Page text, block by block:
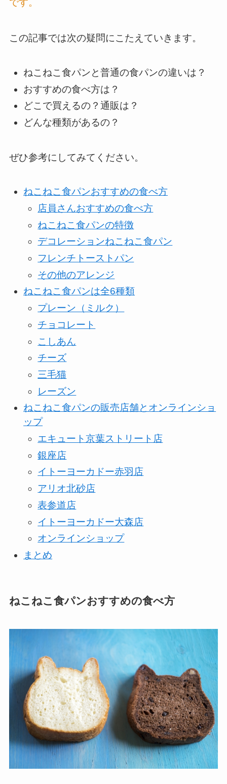
この記事では次の疑問にこたえていきます。
ねこねこ食パンと普通の食パンの違いは？
おすすめの食べ方は？
どこで買えるの？通販は？
どんな種類があるの？
ぜひ参考にしてみてください。
ねこねこ食パンおすすめの食べ方
店員さんおすすめの食べ方
ねこねこ食パンの特徴
デコレーションねこねこ食パン
フレンチトーストパン
その他のアレンジ
ねこねこ食パンは全6種類
プレーン（ミルク）
チョコレート
こしあん
チーズ
三毛猫
レーズン
ねこねこ食パンの販売店舗とオンラインショ
ップ
エキュート京葉ストリート店
銀座店
イトーヨーカドー赤羽店
アリオ北砂店
表参道店
イトーヨーカドー大森店
オンラインショップ
まとめ
ねこねこ食パンおすすめの食べ方